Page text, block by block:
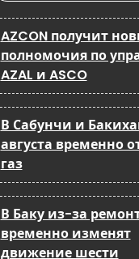
AZCON получит
полномочия по
AZAL и ASCO
В Сабунчи и
августа временно
газ
В Баку из-за
временно изменят
движение шести